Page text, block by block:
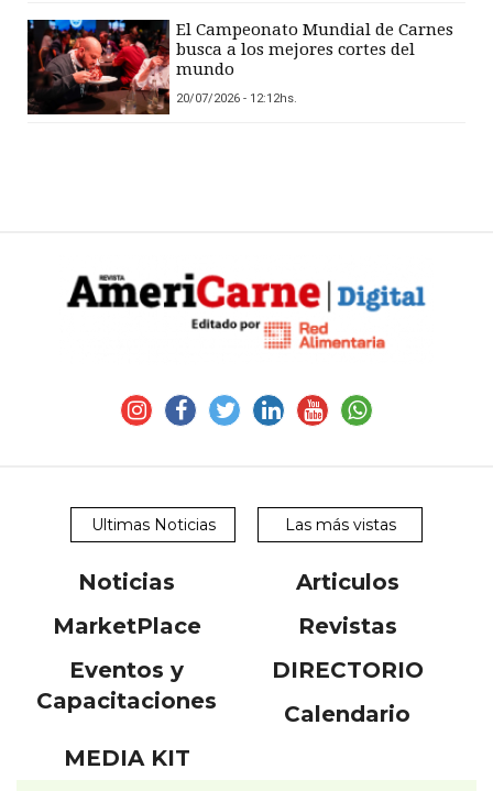
El Campeonato Mundial de Carnes
busca a los mejores cortes del
mundo
20/07/2026 - 12:12hs.
Ultimas Noticias Las más vistas
Noticias
Articulos
MarketPlace
Revistas
Eventos y
Capacitaciones
DIRECTORIO
Calendario
MEDIA KIT